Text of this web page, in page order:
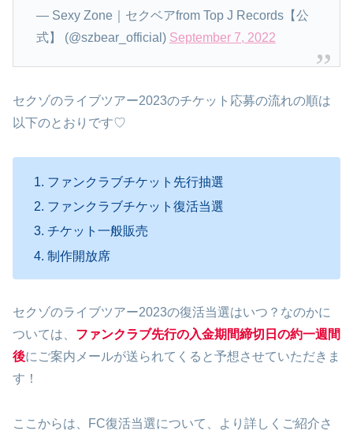
— Sexy Zone｜セクベアfrom Top J Records【公
式】 (@szbear_official) September 7, 2022
セクゾのライブツアー2023のチケット応募の流れの順は
以下のとおりです♡
ファンクラブチケット先行抽選
ファンクラブチケット復活当選
チケット一般販売
制作開放席
セクゾのライブツアー2023の復活当選はいつ？なのかに
ついては、 ファンクラブ先行の入金期間締切日の約一週間
後にご案内メールが送られてくると予想させていただきま
す！
ここからは、FC復活当選について、より詳しくご紹介さ